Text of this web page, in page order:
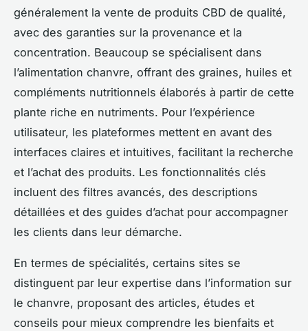
généralement la vente de produits CBD de qualité,
avec des garanties sur la provenance et la
concentration. Beaucoup se spécialisent dans
l’alimentation chanvre, offrant des graines, huiles et
compléments nutritionnels élaborés à partir de cette
plante riche en nutriments. Pour l’expérience
utilisateur, les plateformes mettent en avant des
interfaces claires et intuitives, facilitant la recherche
et l’achat des produits. Les fonctionnalités clés
incluent des filtres avancés, des descriptions
détaillées et des guides d’achat pour accompagner
les clients dans leur démarche.
En termes de spécialités, certains sites se
distinguent par leur expertise dans l’information sur
le chanvre, proposant des articles, études et
conseils pour mieux comprendre les bienfaits et